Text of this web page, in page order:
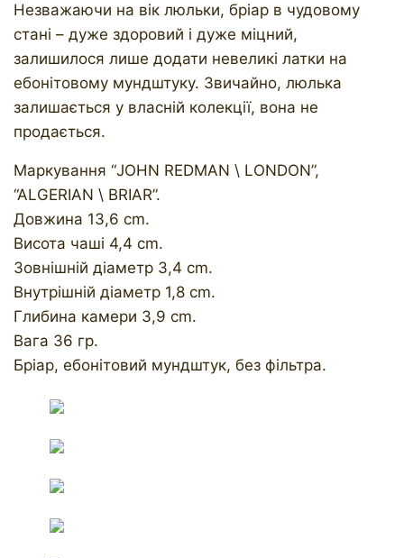
Незважаючи на вік люльки, бріар в чудовому
стані – дуже здоровий і дуже міцний,
залишилося лише додати невеликі латки на
ебонітовому мундштуку. Звичайно, люлька
залишається у власній колекції, вона не
продається.
Маркування “JOHN REDMAN \ LONDON”,
“ALGERIAN \ BRIAR”.
Довжина 13,6 cm.
Висота чаші 4,4 cm.
Зовнішній діаметр 3,4 cm.
Внутрішній діаметр 1,8 cm.
Глибина камери 3,9 cm.
Вага 36 гр.
Бріар, ебонітовий мундштук, без фільтра.